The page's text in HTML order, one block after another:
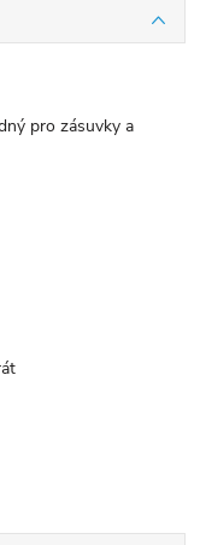
pro zásuvky a